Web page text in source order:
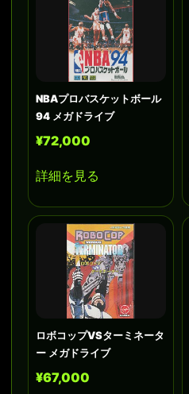
NBAプロバスケットボール
94 メガドライブ
¥72,000
詳細を見る
ロボコップVSターミネータ
ー メガドライブ
¥67,000